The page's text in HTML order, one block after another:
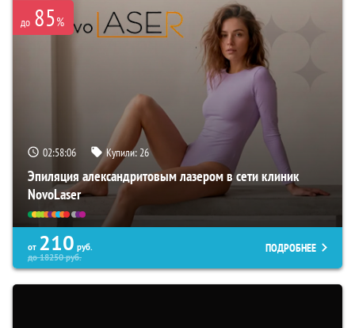
до 85%
02:58:05 Купили:26
Эпиляция александритовым лазером в сети клиник
NovoLaser
от 210 руб.
до18250руб.
ПОДРОБНЕЕ